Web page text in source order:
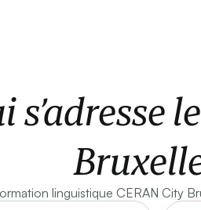
s’adresse
linguistique CERAN City